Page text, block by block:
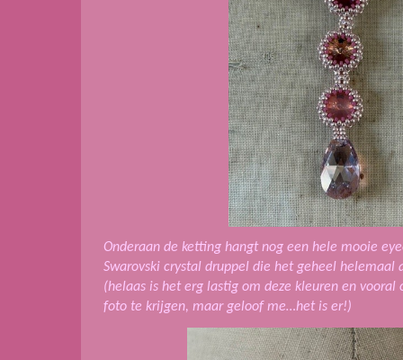
Onderaan de ketting hangt nog een hele mooie
Swarovski crystal druppel die het geheel helemaal
(helaas is het erg lastig om deze kleuren en
foto te krijgen, maar geloof me…het is er!)